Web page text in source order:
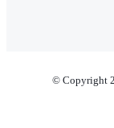
© Copyright